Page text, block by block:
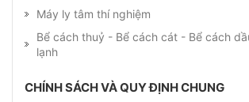
Máy ly tâm thí nghiệm
Bể cách thuỷ - Bể cách cát - Bể cách
lạnh
CHÍNH SÁCH VÀ QUY ĐỊNH CHUNG